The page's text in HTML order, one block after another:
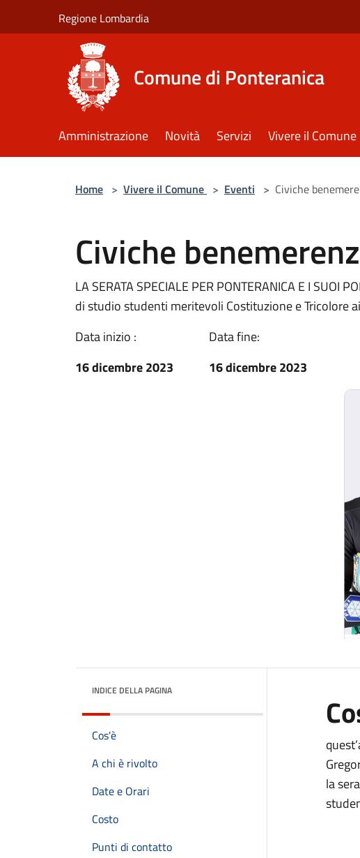
Regione Lombardia
Comune di Ponteranica
Amministrazione Novità Servizi Vivere il Comune
Home > Vivere il Comune > Eventi > Civiche
Civiche
LA SERATA SPECIALE PER PONTERANICA E I SUOI
di studio studenti meritevoli Costituzione e Tricolore
Data inizio :
16 dicembre 2023
Data fine:
16 dicembre 2023
INDICE DELLA PAGINA
Cos'è
A chi è rivolto
Date e Orari
Costo
Punti di contatto
la